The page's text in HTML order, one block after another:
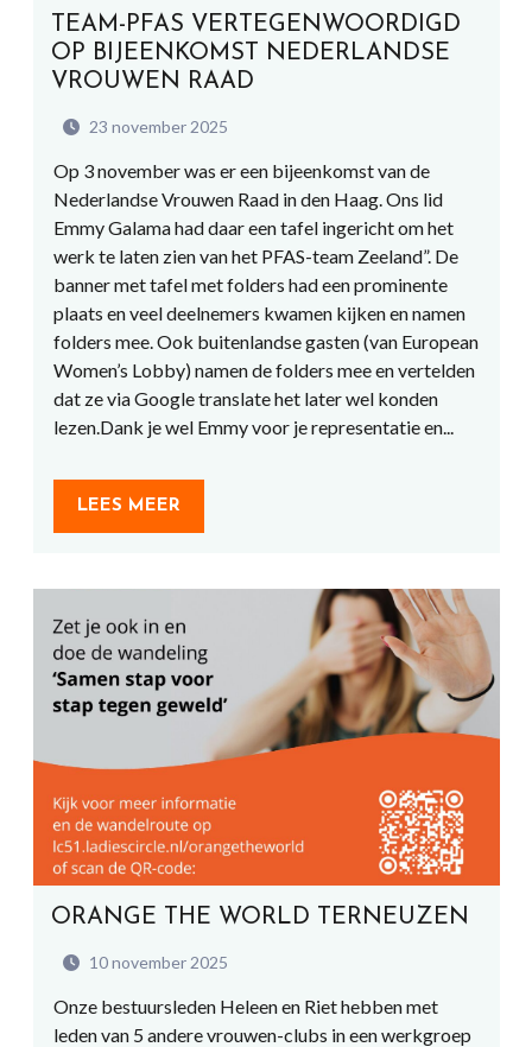
TEAM-PFAS VERTEGENWOORDIGD
OP BIJEENKOMST NEDERLANDSE
VROUWEN RAAD
23 november 2025
Op 3 november was er een bijeenkomst van de
Nederlandse Vrouwen Raad in den Haag. Ons lid
Emmy Galama had daar een tafel ingericht om het
werk te laten zien van het PFAS-team Zeeland”. De
banner met tafel met folders had een prominente
plaats en veel deelnemers kwamen kijken en namen
folders mee. Ook buitenlandse gasten (van European
Women’s Lobby) namen de folders mee en vertelden
dat ze via Google translate het later wel konden
lezen.Dank je wel Emmy voor je representatie en...
LEES MEER
ORANGE THE WORLD TERNEUZEN
10 november 2025
Onze bestuursleden Heleen en Riet hebben met
leden van 5 andere vrouwen-clubs in een werkgroep